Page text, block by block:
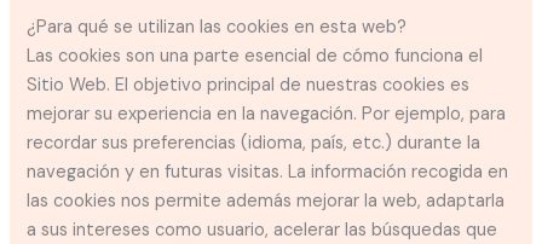
¿Para qué se utilizan las cookies en esta web?
Las cookies son una parte esencial de cómo funciona el
Sitio Web. El objetivo principal de nuestras cookies es
mejorar su experiencia en la navegación. Por ejemplo, para
recordar sus preferencias (idioma, país, etc.) durante la
navegación y en futuras visitas. La información recogida en
las cookies nos permite además mejorar la web, adaptarla
a sus intereses como usuario, acelerar las búsquedas que